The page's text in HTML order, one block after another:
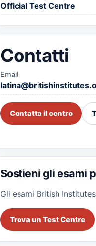
Official Test Centre
Contatti
Email
Contatta il centro
Sostieni gli esami
Gli esami British
Trova un Test Centre